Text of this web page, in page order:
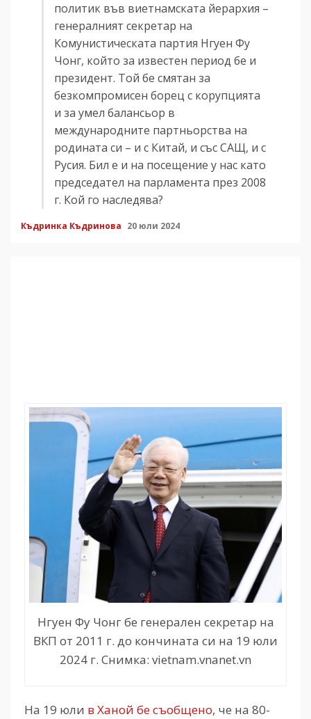
политик във виетнамската йерархия –
генералният секретар на
Комунистическата партия Нгуен Фу
Чонг, който за известен период бе и
президент. Той бе смятан за
безкомпромисен борец с корупцията
и за умел балансьор в
международните партньорства на
родината си – и с Китай, и със САЩ, и с
Русия. Бил е и на посещение у нас като
председател на парламента през 2008
г. Кой го наследява?
Къдринка Къдринова 20 юли 2024
Нгуен Фу Чонг бе генерален секретар на
ВКП от 2011 г. до кончината си на 19 юли
2024 г. Снимка: vietnam.vnanet.vn
На 19 юли в Ханой бе съобщено, че на 80-